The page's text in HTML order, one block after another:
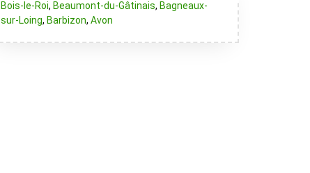
Bois-le-Roi, Beaumont-du-Gâtinais, Bagneaux-
sur-Loing, Barbizon, Avon